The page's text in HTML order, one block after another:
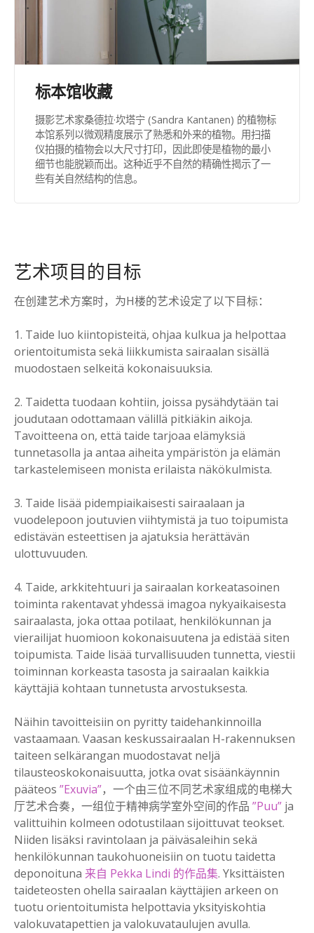
标本馆收藏
摄影艺术家桑德拉·坎塔宁 (Sandra Kantanen) 的植物标
本馆系列以微观精度展示了熟悉和外来的植物。用扫描
仪拍摄的植物会以大尺寸打印，因此即使是植物的最小
细节也能脱颖而出。这种近乎不自然的精确性揭示了一
些有关自然结构的信息。
艺术项目的目标
在创建艺术方案时，为H楼的艺术设定了以下目标：
1. Taide luo kiintopisteitä, ohjaa kulkua ja helpottaa
orientoitumista sekä liikkumista sairaalan sisällä
muodostaen selkeitä kokonaisuuksia.
2. Taidetta tuodaan kohtiin, joissa pysähdytään tai
joudutaan odottamaan välillä pitkiäkin aikoja.
Tavoitteena on, että taide tarjoaa elämyksiä
tunnetasolla ja antaa aiheita ympäristön ja elämän
tarkastelemiseen monista erilaista näkökulmista.
3. Taide lisää pidempiaikaisesti sairaalaan ja
vuodelepoon joutuvien viihtymistä ja tuo toipumista
edistävän esteettisen ja ajatuksia herättävän
ulottuvuuden.
4. Taide, arkkitehtuuri ja sairaalan korkeatasoinen
toiminta rakentavat yhdessä imagoa nykyaikaisesta
sairaalasta, joka ottaa potilaat, henkilökunnan ja
vierailijat huomioon kokonaisuutena ja edistää siten
toipumista. Taide lisää turvallisuuden tunnetta, viestii
toiminnan korkeasta tasosta ja sairaalan kaikkia
käyttäjiä kohtaan tunnetusta arvostuksesta.
Näihin tavoitteisiin on pyritty taidehankinnoilla
vastaamaan. Vaasan keskussairaalan H-rakennuksen
taiteen selkärangan muodostavat neljä
tilausteoskokonaisuutta, jotka ovat sisäänkäynnin
pääteos ”Exuvia”，一个由三位不同艺术家组成的电梯大
厅艺术合奏，一组位于精神病学室外空间的作品 ”Puu” ja
valittuihin kolmeen odotustilaan sijoittuvat teokset.
Niiden lisäksi ravintolaan ja päiväsaleihin sekä
henkilökunnan taukohuoneisiin on tuotu taidetta
deponoituna 来自 Pekka Lindi 的作品集. Yksittäisten
taideteosten ohella sairaalan käyttäjien arkeen on
tuotu orientoitumista helpottavia yksityiskohtia
valokuvatapettien ja valokuvataulujen avulla.